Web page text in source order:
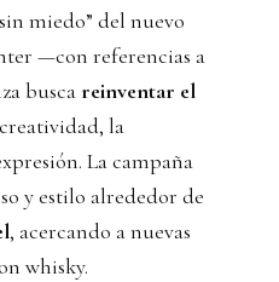
miedo” del nuevo
—con referencias a
buscareinventar el
la
La campaña
y estilo alrededor de
, acercando a nuevas
whisky.